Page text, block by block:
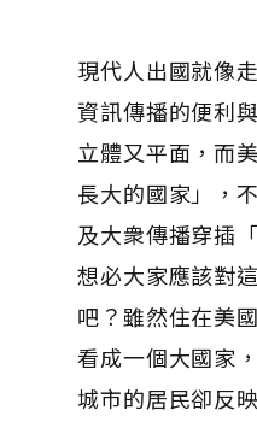
現代人出國就像
資訊傳播的便利
立體又平面，而
長大的國家」，
及大衆傳播穿插
想必大家應該對
吧？雖然住在美
看成一個大國家
城市的居民卻反